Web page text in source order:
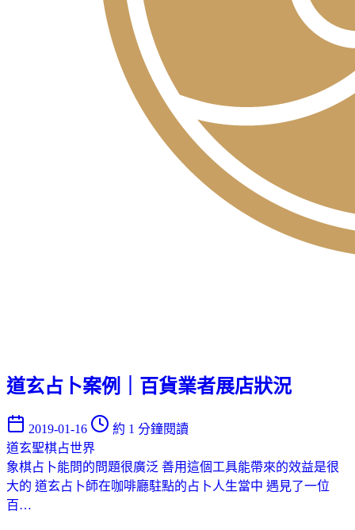
道玄占卜案例｜百貨業者展店狀況
2019-01-16
約 1 分鐘閱讀
道玄聖棋占世界
象棋占卜能問的問題很廣泛 善用這個工具能帶來的效益是很
大的 道玄占卜師在咖啡廳駐點的占卜人生當中 遇見了一位
百…